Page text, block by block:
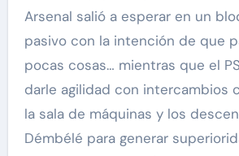
Arsenal salió a esperar en un
pasivo con la intención de que
pocas cosas… mientras que el
darle agilidad con intercambios
la sala de máquinas y los
Démbélé para generar